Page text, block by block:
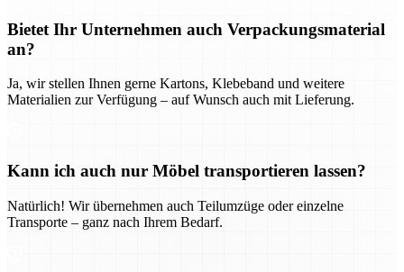
Bietet Ihr Unternehmen auch Verpackungsmaterial
an?
Ja, wir stellen Ihnen gerne Kartons, Klebeband und weitere
Materialien zur Verfügung – auf Wunsch auch mit Lieferung.
Kann ich auch nur Möbel transportieren lassen?
Natürlich! Wir übernehmen auch Teilumzüge oder einzelne
Transporte – ganz nach Ihrem Bedarf.